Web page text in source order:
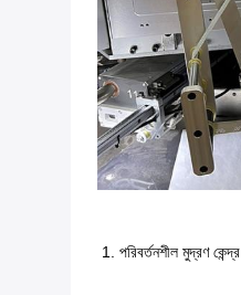
1. পরিবর্তনশীল মুদ্রণ কেন্দ্র